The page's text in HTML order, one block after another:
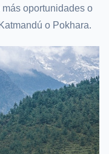
oportunidades o
o Pokhara.